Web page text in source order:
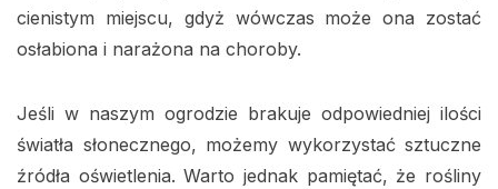
cienistym miejscu, gdyż wówczas może ona zostać
osłabiona i narażona na choroby.
Jeśli w naszym ogrodzie brakuje odpowiedniej ilości
światła słonecznego, możemy wykorzystać sztuczne
źródła oświetlenia. Warto jednak pamiętać, że rośliny